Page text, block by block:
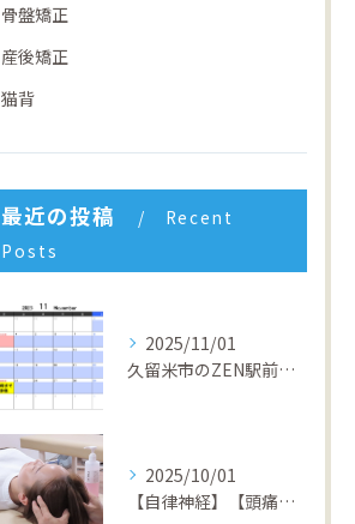
骨盤矯正
産後矯正
猫背
最近の投稿
Recent
Posts
2025/11/01
久留米市のZEN駅前整骨院 4周年キャンペーン開催中！回数券１０％OFF&初回半額体験実施中！
2025/10/01
【自律神経】【頭痛】【倦怠感】【不安症】【パニック障害】【久留米】【整骨院】